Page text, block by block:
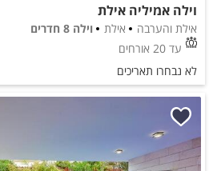
וילה אמיליה אילת
אילת והערבה אילת
וילה 8 חדרים
עד 20 אורחים
לא נבחרו תאריכים